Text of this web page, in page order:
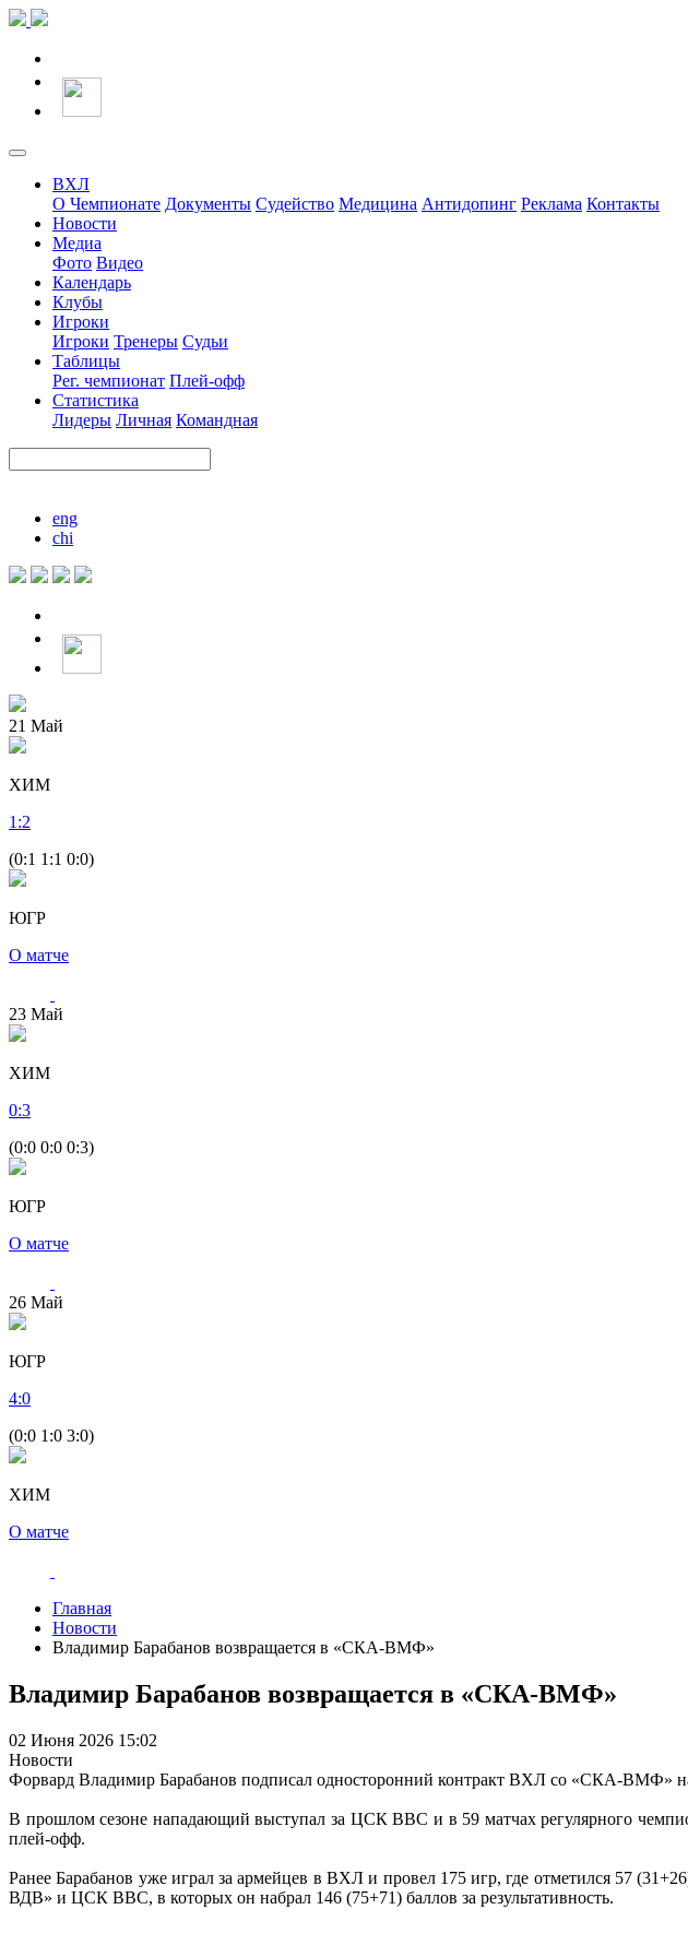
ВХЛ
О Чемпионате Документы Судейство Медицина Антидопинг Реклама Контакты
Новости
Медиа
Фото Видео
Календарь
Клубы
Игроки
Игроки Тренеры Судьи
Таблицы
Рег. чемпионат Плей-офф
Статистика
Лидеры Личная Командная
eng
chi
21 Май
ХИМ
1 :2
(0:1 1:1 0:0)
ЮГР
О матче
23 Май
ХИМ
0:3
(0:0 0:0 0:3)
ЮГР
О матче
26 Май
ЮГР
4:0
(0:0 1:0 3:0)
ХИМ
О матче
Главная
Новости
Владимир Барабанов возвращается в «СКА-ВМФ»
Владимир Барабанов возвращается в «СКА-ВМФ»
02 Июня 2026 15:02
Новости
Форвард Владимир Барабанов подписал односторонний контракт ВХЛ со «СКА-ВМФ» на
В прошлом сезоне нападающий выступал за ЦСК ВВС и в 59 матчах регулярного
плей-офф.
Ранее Барабанов уже играл за армейцев в ВХЛ и провел 175 игр, где отметился 57
ВДВ» и ЦСК ВВС, в которых он набрал 146 (75+71) баллов за результативность.